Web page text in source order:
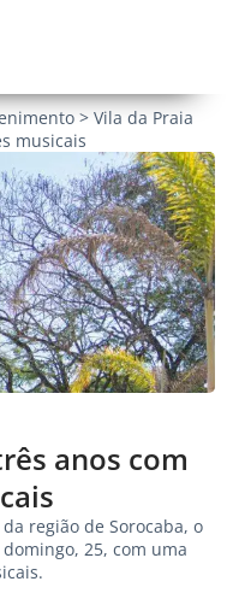
> Vila da Praia
musicais
anos com
região de Sorocaba, o
25, com uma